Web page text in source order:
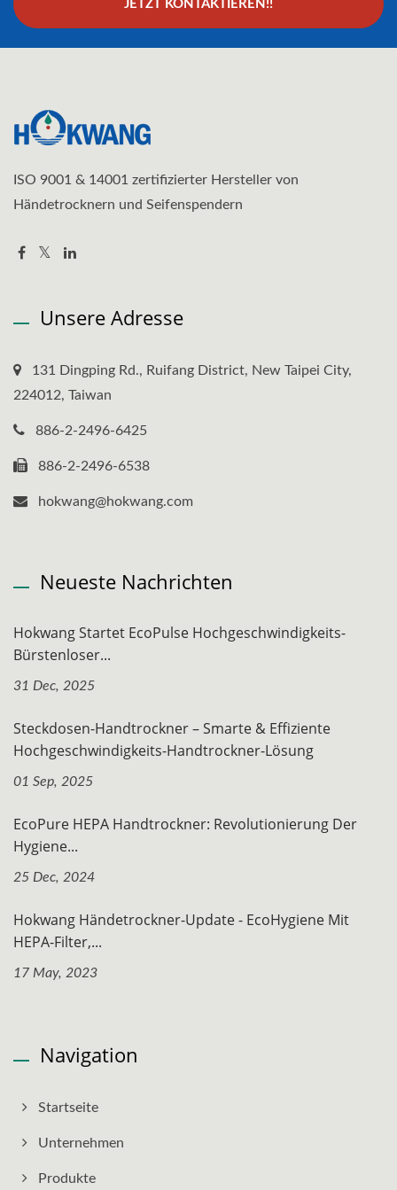
JETZT KONTAKTIEREN!!
ISO 9001 & 14001 zertifizierter Hersteller von
Händetrocknern und Seifenspendern
Unsere Adresse
131 Dingping Rd., Ruifang District, New Taipei City,
224012, Taiwan
886-2-2496-6425
886-2-2496-6538
hokwang@hokwang.com
Neueste Nachrichten
Hokwang Startet EcoPulse Hochgeschwindigkeits-
Bürstenloser...
31 Dec, 2025
Steckdosen-Handtrockner – Smarte & Effiziente
Hochgeschwindigkeits-Handtrockner-Lösung
01 Sep, 2025
EcoPure HEPA Handtrockner: Revolutionierung Der
Hygiene...
25 Dec, 2024
Hokwang Händetrockner-Update - EcoHygiene Mit
HEPA-Filter,...
17 May, 2023
Navigation
Startseite
Unternehmen
Produkte